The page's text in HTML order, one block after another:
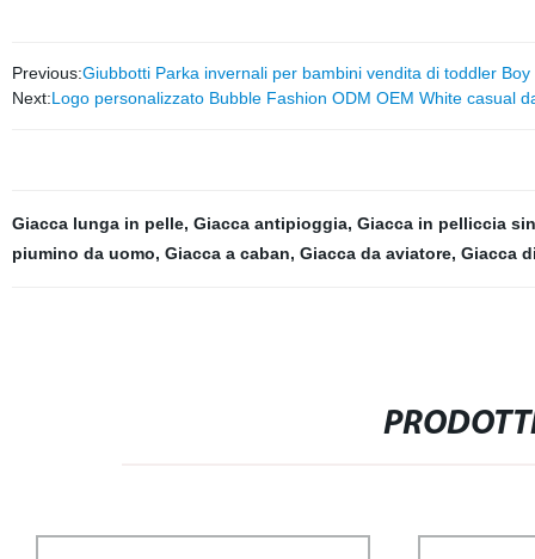
Previous:Giubbotti Parka invernali per bambini vendita di toddler
Next:Logo personalizzato Bubble Fashion ODM OEM White casual
Giacca lunga in pelle, Giacca antipioggia, Giacca in pelliccia
piumino da uomo, Giacca a caban, Giacca da aviatore, Giacca